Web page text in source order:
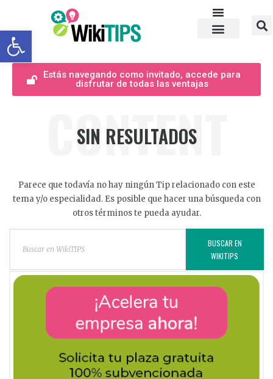
Abrir barra de herramientas
Estás navegando como invitado, accede para
disfrutar de todas las ventajas
CONTENT
SIN RESULTADOS
Parece que todavía no hay ningún Tip relacionado con este
tema y/o especialidad. Es posible que hacer una búsqueda con
otros términos te pueda ayudar.
BUSCAR EN
WIKITIPS